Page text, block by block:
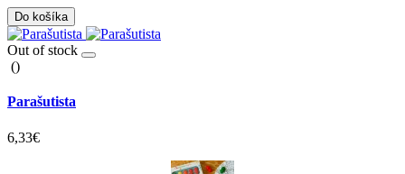
Do košíka
Out of stock
()
Parašutista
6,33€